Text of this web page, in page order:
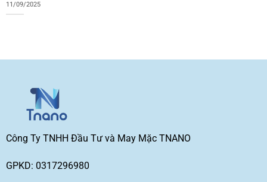
11/09/2025
Công Ty TNHH Đầu Tư và May Mặc TNANO
GPKD: 0317296980